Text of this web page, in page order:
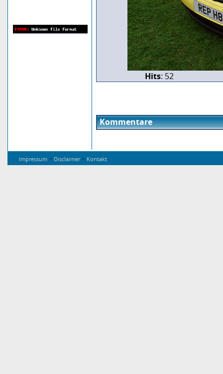
Hits: 52
Kommentare
Impressum - Disclaimer- Kontakt